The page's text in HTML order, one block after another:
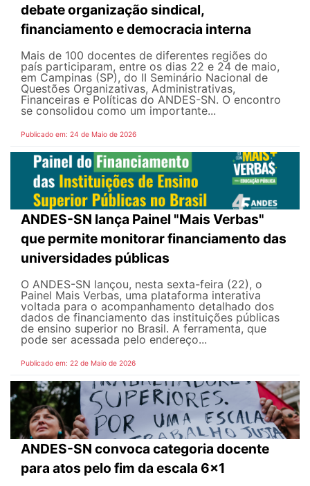
debate organização sindical,
financiamento e democracia interna
Mais de 100 docentes de diferentes regiões do
país participaram, entre os dias 22 e 24 de maio,
em Campinas (SP), do II Seminário Nacional de
Questões Organizativas, Administrativas,
Financeiras e Políticas do ANDES-SN. O encontro
se consolidou como um importante...
Publicado em: 24 de Maio de 2026
ANDES-SN lança Painel "Mais Verbas"
que permite monitorar financiamento das
universidades públicas
O ANDES-SN lançou, nesta sexta-feira (22), o
Painel Mais Verbas, uma plataforma interativa
voltada para o acompanhamento detalhado dos
dados de financiamento das instituições públicas
de ensino superior no Brasil. A ferramenta, que
pode ser acessada pelo endereço...
Publicado em: 22 de Maio de 2026
ANDES-SN convoca categoria docente
para atos pelo fim da escala 6x1